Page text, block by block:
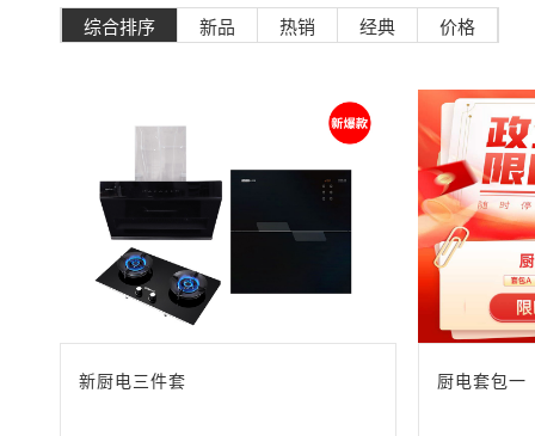
综合排序 新品 热销 经典 价格
新厨电三件套 厨电套包一